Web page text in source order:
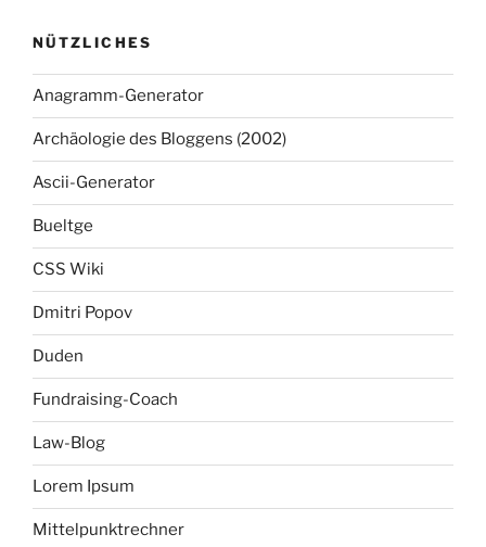
NÜTZLICHES
Anagramm-Generator
Archäologie des Bloggens (2002)
Ascii-Generator
Bueltge
CSS Wiki
Dmitri Popov
Duden
Fundraising-Coach
Law-Blog
Lorem Ipsum
Mittelpunktrechner